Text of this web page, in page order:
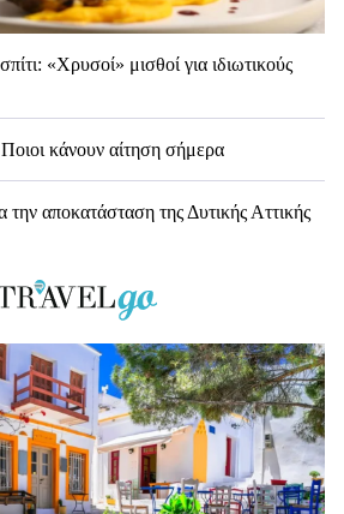
«Χρυσοί» μισθοί για ιδιωτικούς
κάνουν αίτηση σήμερα
την αποκατάσταση της Δυτικής Αττικής